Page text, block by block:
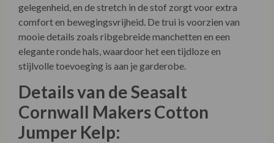
gelegenheid, en de stretch in de stof zorgt voor extra
comfort en bewegingsvrijheid. De trui is voorzien van
mooie details zoals ribgebreide manchetten en een
elegante ronde hals, waardoor het een tijdloze en
stijlvolle toevoeging is aan je garderobe.
Details van de Seasalt
Cornwall Makers Cotton
Jumper Kelp: